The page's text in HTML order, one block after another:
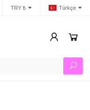
TRY ₺ Türkçe